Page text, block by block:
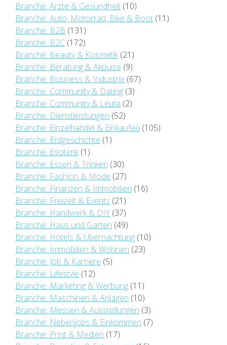
Branche: Ärzte & Gesundheit (10)
Branche: Auto, Motorrad, Bike & Boot (11)
Branche: B2B (131)
Branche: B2C (172)
Branche: Beauty & Kosmetik(21)
Branche: Beratung & Akquise (9)
Branche: Business & Industrie (67)
Branche: Community & Dating (3)
Branche: Community & Leute (2)
Branche: Dienstleistungen (52)
Branche: Einzelhandel & Einkaufen (105)
Branche: Erdgeschichte (1)
Branche: Esoterik(1)
Branche: Essen & Trinken (30)
Branche: Fashion & Mode (27)
Branche: Finanzen & Immobilien (16)
Branche: Freizeit & Events (21)
Branche: Handwerk & DIY (37)
Branche: Haus und Garten (49)
Branche: Hotels & Übernachtung (10)
Branche: Immobilien & Wohnen (23)
Branche: Job & Karriere (5)
Branche: Lifestyle (12)
Branche: Marketing & Werbung (11)
Branche: Maschinen & Anlagen (10)
Branche: Messen & Ausstellungen (3)
Branche: Nebenjobs & Einkommen (7)
Branche: Print & Medien (17)